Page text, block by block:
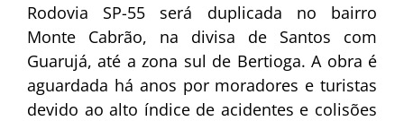
Rodovia SP-55 será duplicada no bairro
Monte Cabrão, na divisa de Santos com
Guarujá, até a zona sul de Bertioga. A obra é
aguardada há anos por moradores e turistas
devido ao alto índice de acidentes e colisões